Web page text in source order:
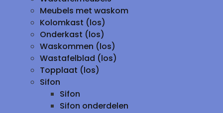
Meubels met waskom
Kolomkast (los)
Onderkast (los)
Waskommen (los)
Wastafelblad (los)
Topplaat (los)
Sifon
Sifon
Sifon onderdelen